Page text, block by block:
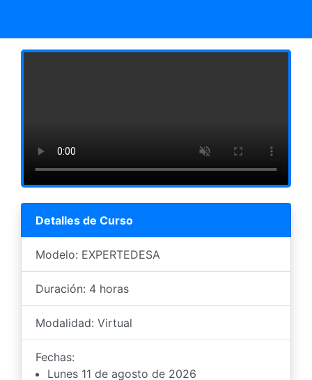
Detalles de Curso
Modelo: EXPERTEDESA
Duración: 4 horas
Modalidad: Virtual
Fechas:
Lunes 11 de agosto de 2026